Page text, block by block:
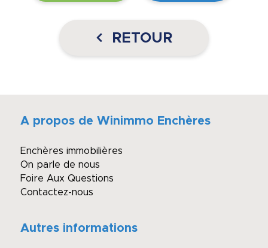
RETOUR
A propos de Winimmo Enchères
Enchères immobilières
On parle de nous
Foire Aux Questions
Contactez-nous
Autres informations